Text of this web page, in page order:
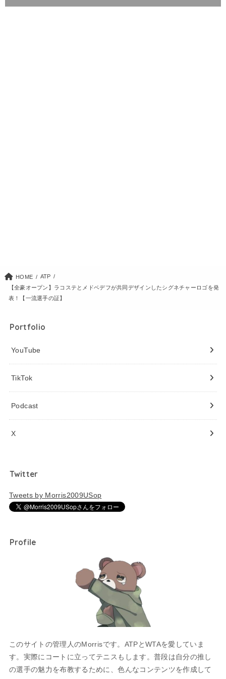
HOME
ATP
【全豪オープン】ラコステとメドベデフが共同デザインしたシグネチャーロゴを発
表！【一流選手の証】
Portfolio
YouTube
TikTok
Podcast
X
Twitter
Tweets by Morris2009USop
Profile
このサイトの管理人のMorrisです。ATPとWTAを愛していま
す。実際にコートに立ってテニスもします。普段は自分の推し
の選手の魅力を布教するために、色んなコンテンツを作成して